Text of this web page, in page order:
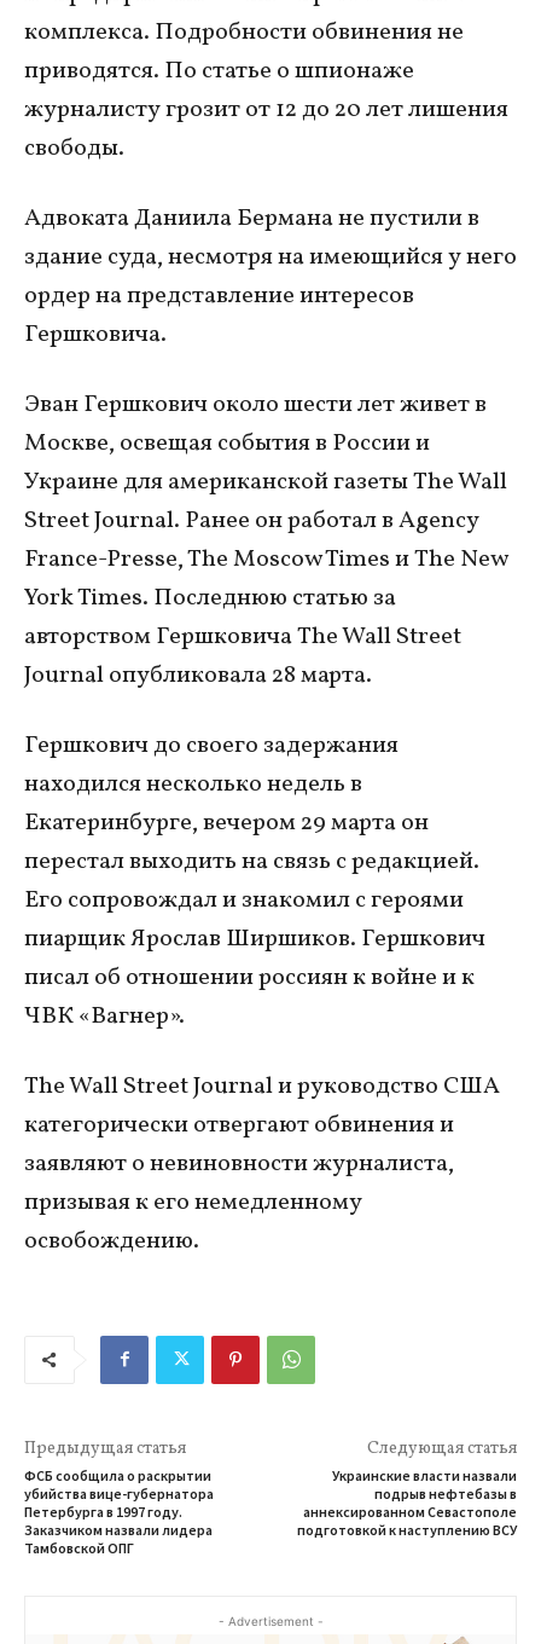
комплекса. Подробности обвинения не
приводятся. По статье о шпионаже
журналисту грозит от 12 до 20 лет лишения
свободы.
Адвоката Даниила Бермана не пустили в
здание суда, несмотря на имеющийся у него
ордер на представление интересов
Гершковича.
Эван Гершкович около шести лет живет в
Москве, освещая события в России и
Украине для американской газеты The Wall
Street Journal. Ранее он работал в Agency
France-Presse, The Moscow Times и The New
York Times. Последнюю статью за
авторством Гершковича The Wall Street
Journal опубликовала 28 марта.
Гершкович до своего задержания
находился несколько недель в
Екатеринбурге, вечером 29 марта он
перестал выходить на связь с редакцией.
Его сопровождал и знакомил с героями
пиарщик Ярослав Ширшиков. Гершкович
писал об отношении россиян к войне и к
ЧВК «Вагнер».
The Wall Street Journal и руководство США
категорически отвергают обвинения и
заявляют о невиновности журналиста,
призывая к его немедленному
освобождению.
Предыдущая статья
ФСБ сообщила о раскрытии
убийства вице-губернатора
Петербурга в 1997 году.
Заказчиком назвали лидера
Тамбовской ОПГ
Следующая статья
Украинские власти назвали
подрыв нефтебазы в
аннексированном Севастополе
подготовкой к наступлению ВСУ
- Advertisement -